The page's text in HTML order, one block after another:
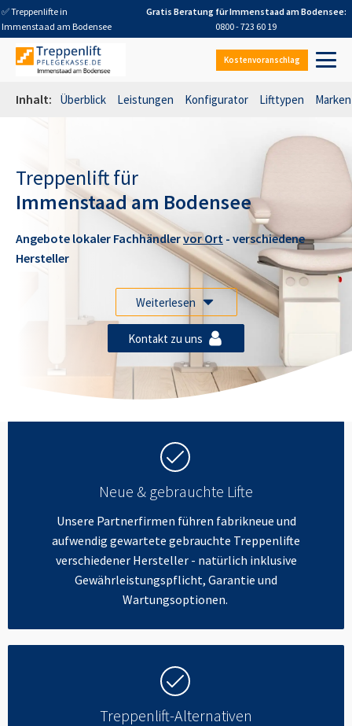
✅ Treppenlifte in
Immenstaad am Bodensee
Gratis Beratung fürImmenstaad am Bodensee:
0800 - 723 60 19
Kostenvoranschlag
Inhalt: Überblick Leistungen Konfigurator Lifttypen Marken
Treppenlift für
Immenstaad am Bodensee
Angebote lokaler Fachhändlervor Ort - verschiedene
Hersteller
Weiterlesen
Kontakt zu uns
Neue & gebrauchte Lifte
Unsere Partnerfirmen führen fabrikneue und
aufwendig gewartete gebrauchte Treppenlifte
verschiedener Hersteller - natürlich inklusive
Gewährleistungspflicht, Garantie und
Wartungsoptionen.
Treppenlift-Alternativen